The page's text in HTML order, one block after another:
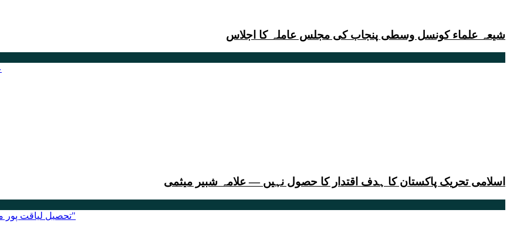
شیعہ علماء کونسل وسطی پنجاب کی مجلس عاملہ کا اجلاس
اسلامی تحریک پاکستان کا ہدف اقتدار کا حصول نہیں — علامہ شبیر میثمی